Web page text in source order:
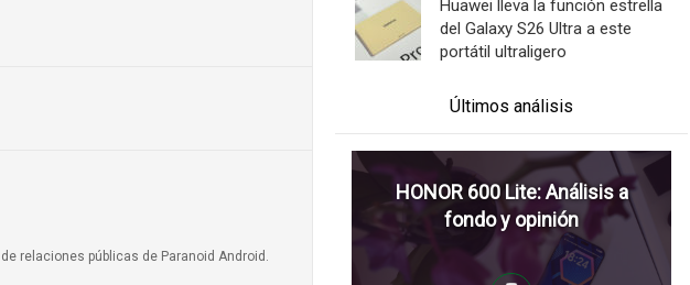
relaciones públicas de Paranoid Android.
Huawei lleva la función estrella
del Galaxy S26 Ultra a este
portátil ultraligero
Últimos análisis
HONOR 600 Lite: Análisis a
fondo y opinión